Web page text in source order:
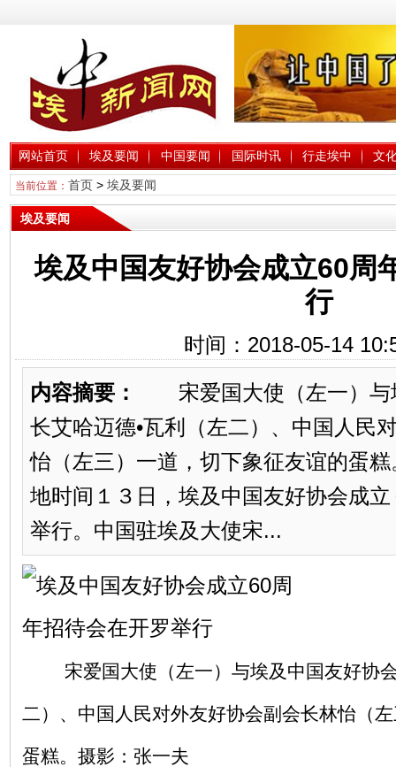
网站首页 埃及要闻 中国要闻 国际时讯 行走埃中 文
当前位置： 首页> 埃及要闻
埃及要闻
埃及中国友好协会成立60周
行
时间：2018-05-14
内容摘要：
宋爱国大使（左一）与
长艾哈迈德•瓦利（左二）、中国人民
怡（左三）一道，切下象征友谊的
地时间１３日，埃及中国友好协会成
举行。中国驻埃及大使宋...
宋爱国大使（左一）与埃及中国友好协
二）、中国人民对外友好协会副会长林怡（
蛋糕。摄影：张一夫